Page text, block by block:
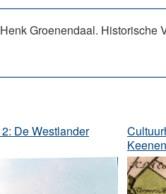
Groenendaal.
De Westlander